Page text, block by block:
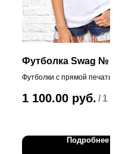
Футболка Swag № 10
Футболки с прямой печатью,
1 100.00 руб. / 1 pc
Подробнее